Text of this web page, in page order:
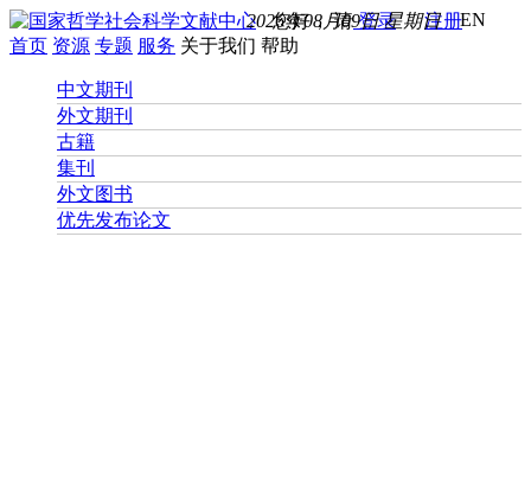
您好， 请登录 注册EN
2026年08月09日 星期日
首页 资源 专题 服务 关于我们 帮助
中文期刊
外文期刊
古籍
集刊
外文图书
优先发布论文